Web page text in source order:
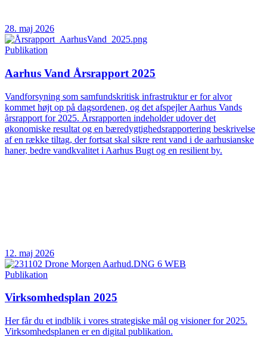
28. maj 2026
Publikation
Aarhus Vand Årsrapport 2025
Vandforsyning som samfundskritisk infrastruktur er for alvor
kommet højt op på dagsordenen, og det afspejler Aarhus Vands
årsrapport for 2025. Årsrapporten indeholder udover det
økonomiske resultat og en bæredygtighedsrapportering beskrivelse
af en række tiltag, der fortsat skal sikre rent vand i de aarhusianske
haner, bedre vandkvalitet i Aarhus Bugt og en resilient by.
12. maj 2026
Publikation
Virksomhedsplan 2025
Her får du et indblik i vores strategiske mål og visioner for 2025.
Virksomhedsplanen er en digital publikation.